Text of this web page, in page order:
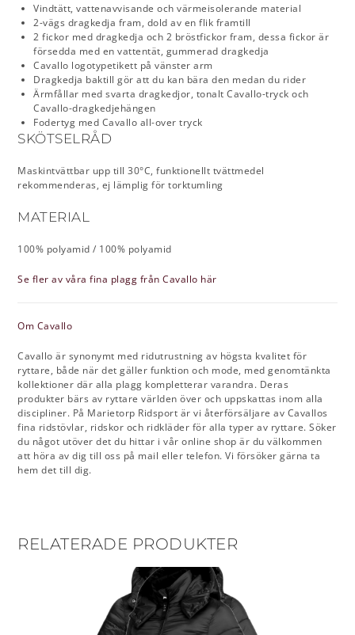
Vindtätt, vattenavvisande och värmeisolerande material
2-vägs dragkedja fram, dold av en flik framtill
2 fickor med dragkedja och 2 bröstfickor fram, dessa fickor är
försedda med en vattentät, gummerad dragkedja
Cavallo logotypetikett på vänster arm
Dragkedja baktill gör att du kan bära den medan du rider
Ärmfållar med svarta dragkedjor, tonalt Cavallo-tryck och
Cavallo-dragkedjehängen
Fodertyg med Cavallo all-over tryck
SKÖTSELRÅD
Maskintvättbar upp till 30°C, funktionellt tvättmedel
rekommenderas, ej lämplig för torktumling
MATERIAL
100% polyamid / 100% polyamid
Se fler av våra fina plagg från Cavallo här
Om Cavallo
Cavallo är synonymt med ridutrustning av högsta kvalitet för
ryttare, både när det gäller funktion och mode, med genomtänkta
kollektioner där alla plagg kompletterar varandra. Deras
produkter bärs av ryttare världen över och uppskattas inom alla
discipliner. På Marietorp Ridsport är vi återförsäljare av Cavallos
fina ridstövlar, ridskor och ridkläder för alla typer av ryttare. Söker
du något utöver det du hittar i vår online shop är du välkommen
att höra av dig till oss på mail eller telefon. Vi försöker gärna ta
hem det till dig.
RELATERADE PRODUKTER